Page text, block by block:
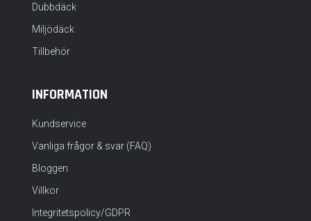
Dubbdäck
Miljödäck
Tillbehör
INFORMATION
Kundservice
Vanliga frågor & svar (FAQ)
Bloggen
Villkor
Integritetspolicy/GDPR